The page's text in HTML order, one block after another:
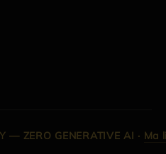
— ZERO GENERATIVE AI · Ma